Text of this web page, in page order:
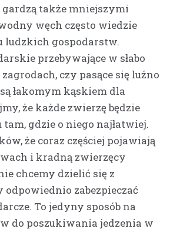
także mniejszymi
węch często wiedzie
gospodarstw.
przebywające w słabo
czy pasące się luźno
łakomym kąskiem dla
że każde zwierzę będzie
tam, gdzie o niego najłatwiej.
że coraz częściej pojawiają
i kradną zwierzęcy
chcemy dzielić się z
zabezpieczać
To jedyny sposób na
do poszukiwania jedzenia w